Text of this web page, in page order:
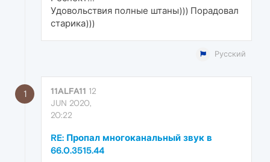
Удовольствия полные штаны))) Порадовал
старика)))
Русский
1 11ALFA11 12
JUN 2020,
20:22
RE: Пропал многоканальный звук в
66.0.3515.44